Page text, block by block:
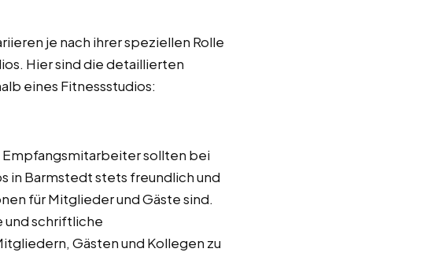
je nach ihrer speziellen Rolle
Hier sind die detaillierten
eines Fitnessstudios:
Empfangsmitarbeiter sollten bei
in Barmstedt stets freundlich und
für Mitglieder und Gäste sind.
und schriftliche
Gästen und Kollegen zu